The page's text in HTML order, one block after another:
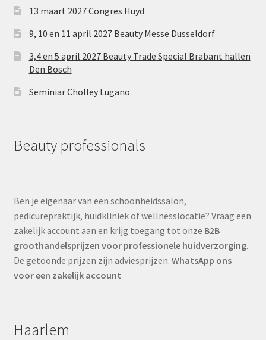
13 maart 2027 Congres Huyd
9, 10 en 11 april 2027 Beauty Messe Dusseldorf
3,4 en 5 april 2027 Beauty Trade Special Brabant hallen
Den Bosch
Seminiar Cholley Lugano
Beauty professionals
Ben je eigenaar van een schoonheidssalon,
pedicurepraktijk, huidkliniek of wellnesslocatie? Vraag een
zakelijk account aan en krijg toegang tot onze B2B
groothandelsprijzen voor professionele huidverzorging.
De getoonde prijzen zijn adviesprijzen. WhatsApp ons
voor een zakelijk account
Haarlem